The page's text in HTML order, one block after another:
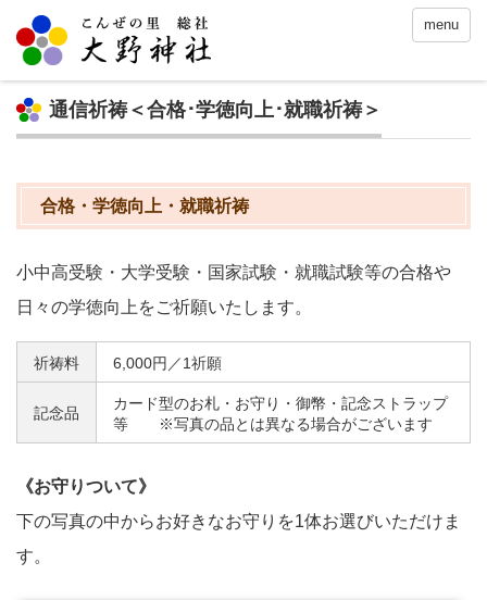
menu
通信祈祷＜合格･学徳向上･就職祈祷＞
合格・学徳向上・就職祈祷
小中高受験・大学受験・国家試験・就職試験等の合格や
日々の学徳向上をご祈願いたします。
祈祷料 6,000円／1祈願
記念品
カード型のお札・お守り・御幣・記念ストラップ
等 ※写真の品とは異なる場合がございます
《お守りついて》
下の写真の中からお好きなお守りを1体お選びいただけま
す。